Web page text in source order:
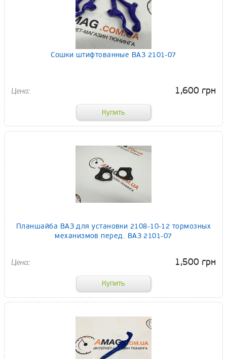
Сошки штифтованные ВАЗ 2101-07
1,600 грн
Планшайба ВАЗ для установки 2108-10-12 тормозных
механизмов перед. ВАЗ 2101-07
1,500 грн